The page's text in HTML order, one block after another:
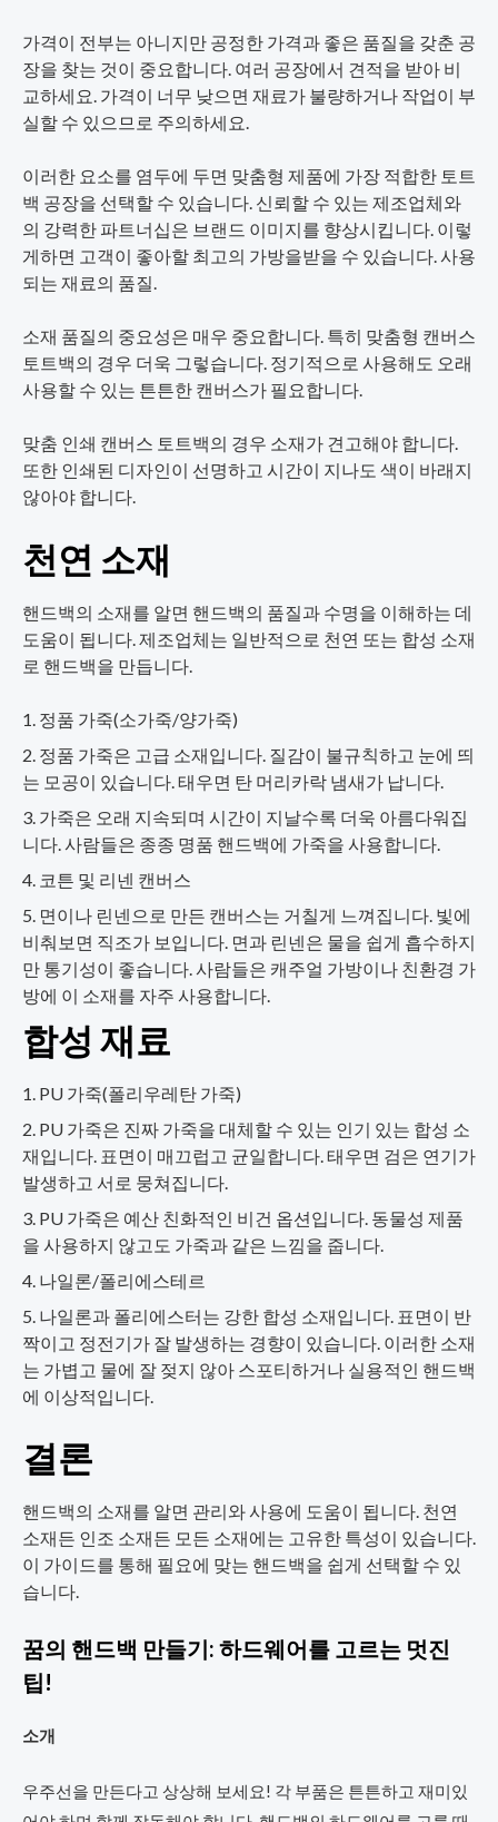
가격이 전부는 아니지만 공정한 가격과 좋은 품질을 갖춘 공
장을 찾는 것이 중요합니다. 여러 공장에서 견적을 받아 비
교하세요. 가격이 너무 낮으면 재료가 불량하거나 작업이 부
실할 수 있으므로 주의하세요.
이러한 요소를 염두에 두면 맞춤형 제품에 가장 적합한 토트
백 공장을 선택할 수 있습니다. 신뢰할 수 있는 제조업체와
의 강력한 파트너십은 브랜드 이미지를 향상시킵니다. 이렇
게하면 고객이 좋아할 최고의 가방을받을 수 있습니다. 사용
되는 재료의 품질.
소재 품질의 중요성은 매우 중요합니다. 특히 맞춤형 캔버스
토트백의 경우 더욱 그렇습니다. 정기적으로 사용해도 오래
사용할 수 있는 튼튼한 캔버스가 필요합니다.
맞춤 인쇄 캔버스 토트백의 경우 소재가 견고해야 합니다.
또한 인쇄된 디자인이 선명하고 시간이 지나도 색이 바래지
않아야 합니다.
천연 소재
핸드백의 소재를 알면 핸드백의 품질과 수명을 이해하는 데
도움이 됩니다. 제조업체는 일반적으로 천연 또는 합성 소재
로 핸드백을 만듭니다.
정품 가죽(소가죽/양가죽)
정품 가죽은 고급 소재입니다. 질감이 불규칙하고 눈에 띄
는 모공이 있습니다. 태우면 탄 머리카락 냄새가 납니다.
가죽은 오래 지속되며 시간이 지날수록 더욱 아름다워집
니다. 사람들은 종종 명품 핸드백에 가죽을 사용합니다.
코튼 및 리넨 캔버스
면이나 린넨으로 만든 캔버스는 거칠게 느껴집니다. 빛에
비춰보면 직조가 보입니다. 면과 린넨은 물을 쉽게 흡수하지
만 통기성이 좋습니다. 사람들은 캐주얼 가방이나 친환경 가
방에 이 소재를 자주 사용합니다.
합성 재료
PU 가죽(폴리우레탄 가죽)
PU 가죽은 진짜 가죽을 대체할 수 있는 인기 있는 합성 소
재입니다. 표면이 매끄럽고 균일합니다. 태우면 검은 연기가
발생하고 서로 뭉쳐집니다.
PU 가죽은 예산 친화적인 비건 옵션입니다. 동물성 제품
을 사용하지 않고도 가죽과 같은 느낌을 줍니다.
나일론/폴리에스테르
나일론과 폴리에스터는 강한 합성 소재입니다. 표면이 반
짝이고 정전기가 잘 발생하는 경향이 있습니다. 이러한 소재
는 가볍고 물에 잘 젖지 않아 스포티하거나 실용적인 핸드백
에 이상적입니다.
결론
핸드백의 소재를 알면 관리와 사용에 도움이 됩니다. 천연
소재든 인조 소재든 모든 소재에는 고유한 특성이 있습니다.
이 가이드를 통해 필요에 맞는 핸드백을 쉽게 선택할 수 있
습니다.
꿈의 핸드백 만들기: 하드웨어를 고르는 멋진
팁!
소개
우주선을 만든다고 상상해 보세요! 각 부품은 튼튼하고 재미있